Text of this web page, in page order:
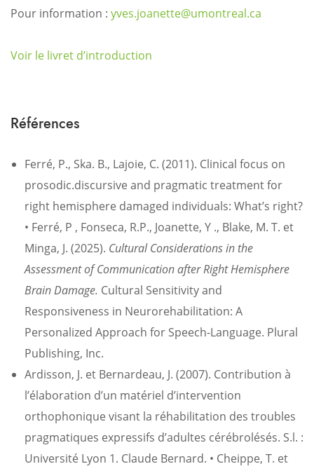
Pour information : yves.joanette@umontreal.ca
Voir le livret d’introduction
Références
Ferré, P., Ska. B., Lajoie, C. (2011). Clinical focus on
prosodic.discursive and pragmatic treatment for
right hemisphere damaged individuals: What’s right?
• Ferré, P , Fonseca, R.P., Joanette, Y ., Blake, M. T. et
Minga, J. (2025). Cultural Considerations in the
Assessment of Communication after Right Hemisphere
Brain Damage. Cultural Sensitivity and
Responsiveness in Neurorehabilitation: A
Personalized Approach for Speech-Language. Plural
Publishing, Inc.
Ardisson, J. et Bernardeau, J. (2007). Contribution à
l’élaboration d’un matériel d’intervention
orthophonique visant la réhabilitation des troubles
pragmatiques expressifs d’adultes cérébrolésés. S.l. :
Université Lyon 1. Claude Bernard. • Cheippe, T. et